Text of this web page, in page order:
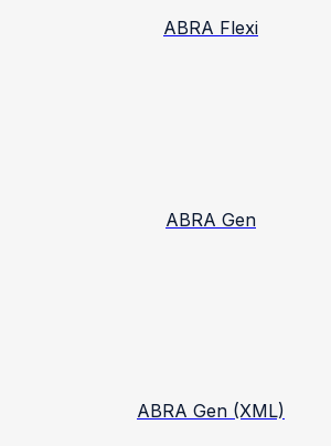
ABRA Flexi
ABRA Gen
ABRA Gen (XML)